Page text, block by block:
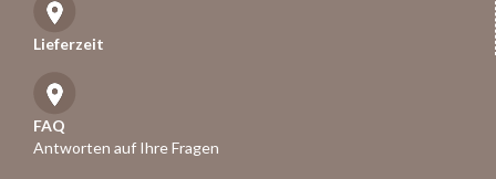
Lieferzeit
FAQ
Antworten auf Ihre Fragen